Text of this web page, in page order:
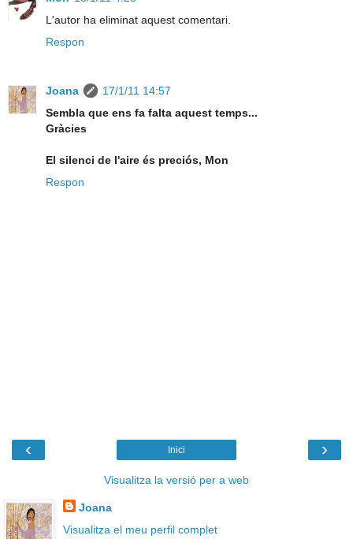
L'autor ha eliminat aquest comentari.
Respon
Joana
17/1/11 14:57
Sembla que ens fa falta aquest temps...
Gràcies
El silenci de l'aire és preciós, Mon
Respon
‹ ›
Inici
Visualitza la versió per a web
Joana
Visualitza el meu perfil complet